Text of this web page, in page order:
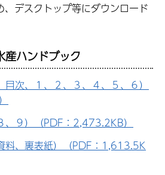
デスクトップ等にダウンロード
ハンドブック
次、１、２、３、４、５、６）
、９）（PDF：2,473.2KB）
料、裏表紙）（PDF：1,613.5K